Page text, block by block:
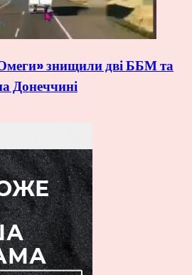
знищили дві ББМ та
Донеччині